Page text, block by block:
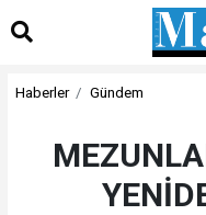
Haberler Gündem